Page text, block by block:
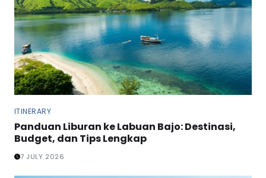
ITINERARY
Panduan Liburan ke Labuan Bajo: Destinasi,
Budget, dan Tips Lengkap
7 JULY 2026